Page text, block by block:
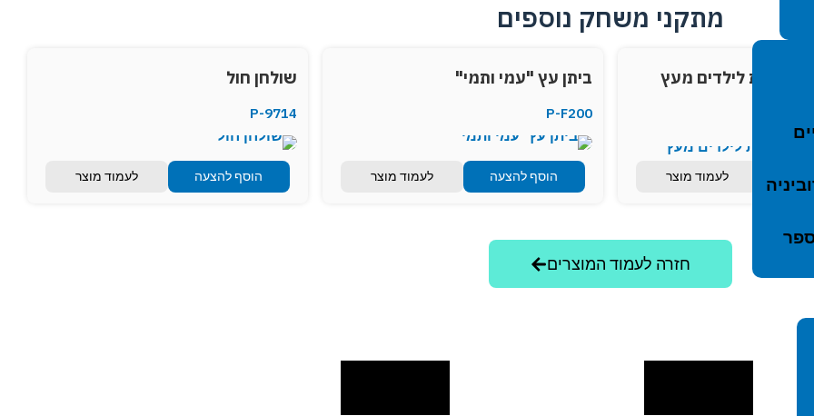
מתקני משחק נוספים
לילדים מעץ
לעמוד מוצר
ביתן עץ "עמי ותמי"
P-F200
הוסף להצעה לעמוד מוצר
שולחן חול
P-9714
הוסף להצעה לעמוד מוצר
חזרה לעמוד המוצרים